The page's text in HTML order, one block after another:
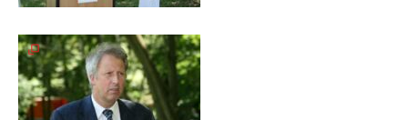
2026
Galerie
2025